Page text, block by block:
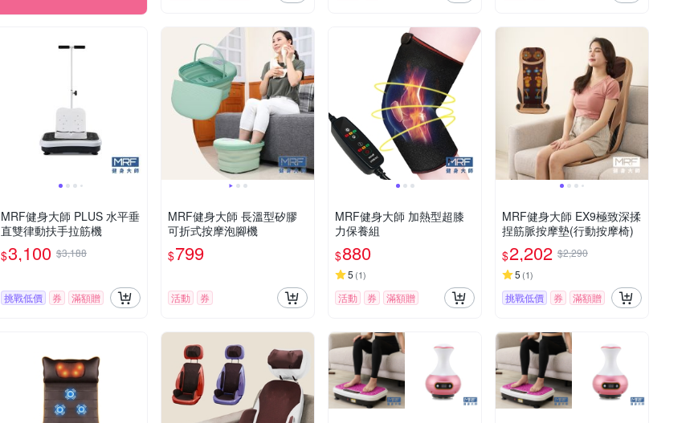
MRF健身大師 PLUS ⽔平垂
直雙律動扶⼿拉筋機
$3,100 $3,188
挑戰低價 券 滿額贈
MRF健身大師 長溫型矽膠
可折式按摩泡腳機
$799
活動 券
MRF健身大師 加熱型超膝
力保養組
$880
5 (1)
活動 券 滿額贈
MRF健身大師 EX9極致深揉
捏筋脈按摩墊(行動按摩椅)
$2,202 $2,290
5 (1)
挑戰低價 券 滿額贈